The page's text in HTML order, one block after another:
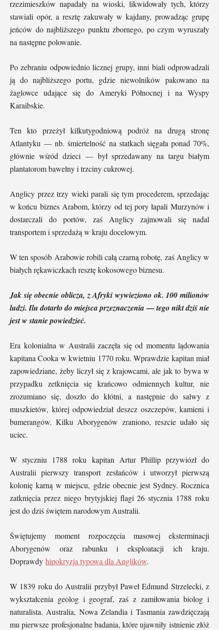
rzezimieszków napadały na wioski, likwidowały tych, którzy
stawiali opór, a resztę zakuwały w kajdany, prowadząc grupę
jeńców do najbliższego punktu zbornego, po czym wyruszały
na następne polowanie.
Po zebraniu odpowiednio licznej grupy, inni biali odprowadzali
ją do najbliższego portu, gdzie niewolników pakowano na
żaglowce udające się do Ameryki Północnej i na Wyspy
Karaibskie.
Ten kto przeżył kilkutygodniową podróż na drugą stronę
Atlantyku — nb. śmiertelność na statkach sięgała ponad 70%,
głównie wśród dzieci — był sprzedawany na targu białym
plantatorom bawełny i trzciny cukrowej.
Anglicy przez trzy wieki parali się tym procederem, sprzedając
w końcu biznes Arabom, którzy od tej pory łapali Murzynów i
dostarczali do portów, zaś Anglicy zajmowali się nadal
transportem i sprzedażą w kraju docelowym.
W ten sposób Arabowie robili całą czarną robotę, zaś Anglicy w
białych rękawiczkach resztę kokosowego biznesu.
Jak się obecnie oblicza, z Afryki wywieziono ok. 100 milionów
ludzi. Ilu dotarło do miejsca przeznaczenia — tego nikt dziś nie
jest w stanie powiedzieć.
Era kolonialna w Australii zaczęła się od momentu lądowania
kapitana Cooka w kwietniu 1770 roku. Wprawdzie kapitan miał
zapowiedziane, żeby liczył się z krajowcami, ale jak to bywa w
przypadku zetknięcia się krańcowo odmiennych kultur, nie
zrozumiano się, doszło do kłótni, a następnie do salwy z
muszkietów, której odpowiedział deszcz oszczepów, kamieni i
bumerangów. Kilku Aborygenów zraniono, reszcie udało się
uciec.
W styczniu 1788 roku kapitan Artur Phillip przywiózł do
Australii pierwszy transport zesłańców i utworzył pierwszą
kolonię karną w miejscu, gdzie obecnie jest Sydney. Rocznica
zatknięcia przez niego brytyjskiej flagi 26 stycznia 1788 roku
jest do dziś świętem narodowym Australii.
Świętujemy moment rozpoczęcia masowej eksterminacji
Aborygenów oraz rabunku i eksploatacji ich kraju.
Doprawdy hipokryzja typowa dla Anglików.
W 1839 roku do Australii przybył Paweł Edmund Strzelecki, z
wykształcenia geolog i geograf, zaś z zamiłowania biolog i
naturalista. Australia, Nowa Zelandia i Tasmania zawdzięczają
mu pierwsze profesjonalne badania, które ujawniły istnienie złóż